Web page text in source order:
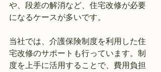
や、段差の解消など、住宅改修が必要
になるケースが多いです。
当社では、介護保険制度を利用した住
宅改修のサポートも行っています。制
度を上手に活用することで、費用負担